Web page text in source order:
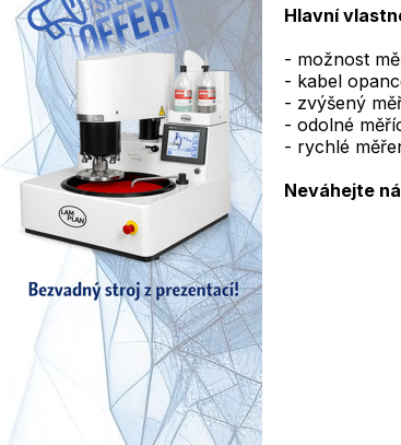
Hlavní
- možnost
- kabel
- zvýšený
- odolné
- rychlé
Neváhejte